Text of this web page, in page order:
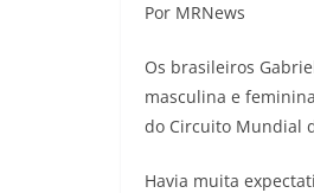
Por MRNews
Os brasileiros
masculina e
do Circuito Mundial
Havia muita